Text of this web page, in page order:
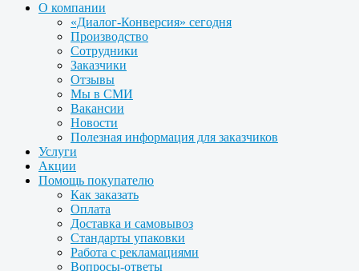
О компании
«Диалог-Конверсия» сегодня
Производство
Сотрудники
Заказчики
Отзывы
Мы в СМИ
Вакансии
Новости
Полезная информация для заказчиков
Услуги
Акции
Помощь покупателю
Как заказать
Оплата
Доставка и самовывоз
Стандарты упаковки
Работа с рекламациями
Вопросы-ответы